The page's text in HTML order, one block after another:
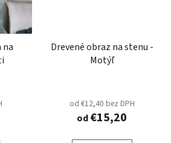
na
Drevené obraz na stenu -
Motýľ
od €12,40 bez DPH
od€15,20